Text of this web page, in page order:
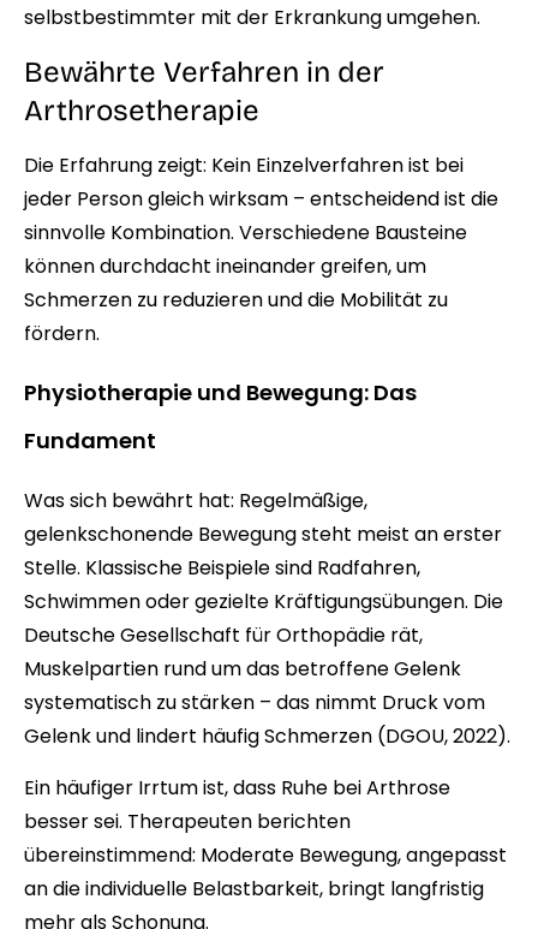
selbstbestimmter mit der Erkrankung umgehen.
Bewährte Verfahren in der
Arthrosetherapie
Die Erfahrung zeigt: Kein Einzelverfahren ist bei
jeder Person gleich wirksam – entscheidend ist die
sinnvolle Kombination. Verschiedene Bausteine
können durchdacht ineinander greifen, um
Schmerzen zu reduzieren und die Mobilität zu
fördern.
Physiotherapie und Bewegung: Das
Fundament
Was sich bewährt hat: Regelmäßige,
gelenkschonende Bewegung steht meist an erster
Stelle. Klassische Beispiele sind Radfahren,
Schwimmen oder gezielte Kräftigungsübungen. Die
Deutsche Gesellschaft für Orthopädie rät,
Muskelpartien rund um das betroffene Gelenk
systematisch zu stärken – das nimmt Druck vom
Gelenk und lindert häufig Schmerzen (DGOU, 2022).
Ein häufiger Irrtum ist, dass Ruhe bei Arthrose
besser sei. Therapeuten berichten
übereinstimmend: Moderate Bewegung, angepasst
an die individuelle Belastbarkeit, bringt langfristig
mehr als Schonung.